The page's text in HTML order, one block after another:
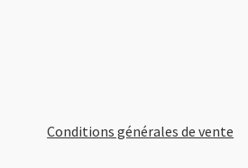
Conditions générales de vente